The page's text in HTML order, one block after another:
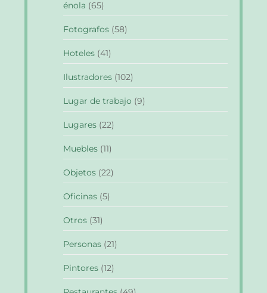
énola (65)
Fotografos (58)
Hoteles (41)
Ilustradores (102)
Lugar de trabajo (9)
Lugares (22)
Muebles (11)
Objetos (22)
Oficinas (5)
Otros (31)
Personas (21)
Pintores (12)